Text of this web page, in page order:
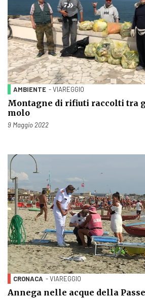
AMBIENTE - VIAREGGIO
Montagne di rifiuti raccolti tra
molo
Pubblicato il
9 Maggio 2022
CRONACA - VIAREGGIO
Annega nelle acque della